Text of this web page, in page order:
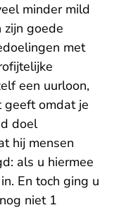
minder mild
zijn goede
met
een uurloon,
omdat je
doel
hij mensen
als u hiermee
En toch ging u
niet 1